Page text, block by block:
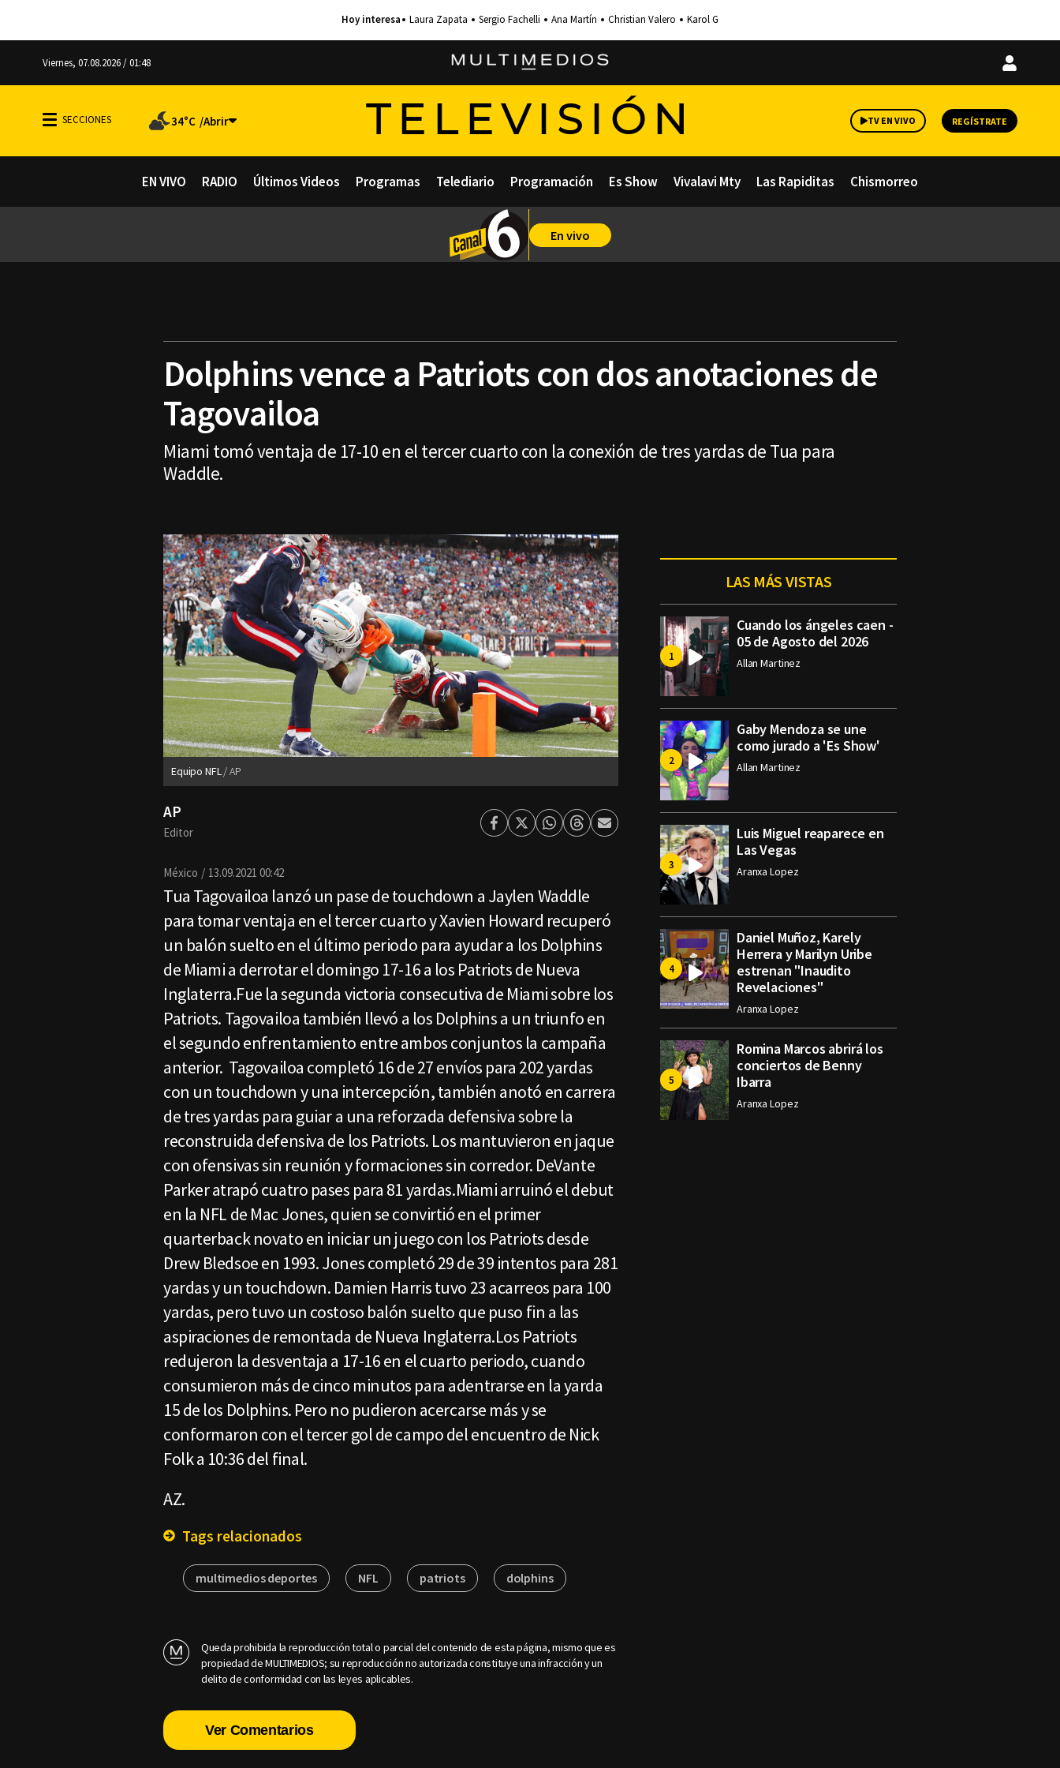
Laura Zapata Sergio Fachelli Ana Martín Christian Valero Karol G
Viernes, 07.08.2026 / 01:48
Iniciar
34°C TELEVISIÓN TV EN VIVO REGÍSTRATE
EN VIVO RADIO Últimos Videos Programas Telediario Programación Es Show Vivalavi Mty Las Rapiditas Chismorreo
En vivo
Dolphins vence a Patriots con dos anotaciones de
Tagovailoa
Miami tomó ventaja de 17-10 en el tercer cuarto con la conexión de tres yardas de Tua para
Waddle.
Equipo NFL AP
AP
Editor Facebook
TwitterWhatsapp
ThreadsEnviar
México 13.09.2021 00:42
Tua Tagovailoa lanzó un pase de touchdown a Jaylen Waddle
para tomar ventaja en el tercer cuarto y Xavien Howard recuperó
un balón suelto en el último periodo para ayudar a los Dolphins
de Miami a derrotar el domingo 17-16 a los Patriots de Nueva
Inglaterra.Fue la segunda victoria consecutiva de Miami sobre los
Patriots. Tagovailoa también llevó a los Dolphins a un triunfo en
el segundo enfrentamiento entre ambos conjuntos la campaña
anterior. Tagovailoa completó 16 de 27 envíos para 202 yardas
con un touchdown y una intercepción, también anotó en carrera
de tres yardas para guiar a una reforzada defensiva sobre la
reconstruida defensiva de los Patriots. Los mantuvieron en jaque
con ofensivas sin reunión y formaciones sin corredor. DeVante
Parker atrapó cuatro pases para 81 yardas.Miami arruinó el debut
en la NFL de Mac Jones, quien se convirtió en el primer
quarterback novato en iniciar un juego con los Patriots desde
Drew Bledsoe en 1993. Jones completó 29 de 39 intentos para 281
yardas y un touchdown. Damien Harris tuvo 23 acarreos para 100
yardas, pero tuvo un costoso balón suelto que puso fin a las
aspiraciones de remontada de Nueva Inglaterra.Los Patriots
redujeron la desventaja a 17-16 en el cuarto periodo, cuando
consumieron más de cinco minutos para adentrarse en la yarda
15 de los Dolphins. Pero no pudieron acercarse más y se
conformaron con el tercer gol de campo del encuentro de Nick
Folk a 10:36 del final.
AZ.
Tags relacionados
multimedios deportes NFL patriots dolphins
Queda prohibida la reproducción total o parcial del contenido de esta página, mismo que es
propiedad de MULTIMEDIOS; su reproducción no autorizada constituye una infracción y un
delito de conformidad con las leyes aplicables.
Ver Comentarios
LAS MÁS VISTAS
Cuando los ángeles caen -
05 de Agosto del 2026
Allan Martinez
Gaby Mendoza se une
como jurado a 'Es Show'
Allan Martinez
Luis Miguel reaparece en
Las Vegas
Aranxa Lopez
Daniel Muñoz, Karely
Herrera y Marilyn Uribe
estrenan "Inaudito
Revelaciones"
Aranxa Lopez
Romina Marcos abrirá los
conciertos de Benny
Ibarra
Aranxa Lopez